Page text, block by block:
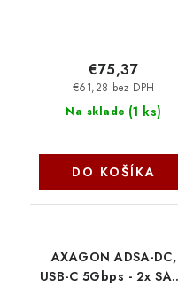
Na sklade (1 ks)
€61,28 bez DPH
€75,37
DO KOŠÍKA
AXAGON ADSA-DC,
USB-C 5Gbps - 2x